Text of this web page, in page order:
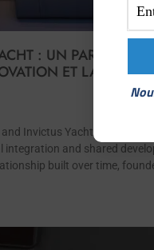
: UN PARTENARIAT
ET LA
Invictus Yacht represents
and shared
built over time,